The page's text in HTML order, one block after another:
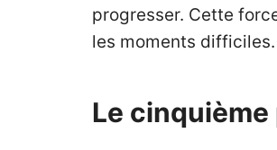
progresser. Cette
les moments difficiles.
Le